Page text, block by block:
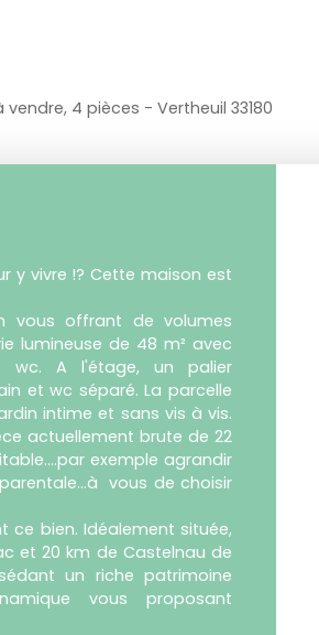
4 pièces - Vertheuil 33180
y vivre !? Cette maison est
vous offrant de volumes
lumineuse de 48 m² avec
wc. A l'étage, un palier
et wc séparé. La parcelle
intime et sans vis à vis.
actuellement brute de 22
exemple agrandir
vous de choisir
ce bien. Idéalement située,
et 20 km de Castelnau de
un riche patrimoine
vous proposant